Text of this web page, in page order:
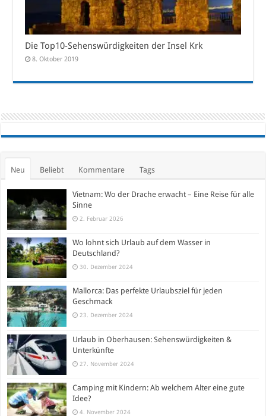
Die Top10-Sehenswürdigkeiten der Insel Krk
8. Oktober 2019
Neu Beliebt Kommentare Tags
Vietnam: Wo der Drache erwacht – Eine Reise für alle
Sinne
2. Februar 2026
Wo lohnt sich Urlaub auf dem Wasser in
Deutschland?
30. Dezember 2024
Mallorca: Das perfekte Urlaubsziel für jeden
Geschmack
23. Dezember 2024
Urlaub in Oberhausen: Sehenswürdigkeiten &
Unterkünfte
27. November 2024
Camping mit Kindern: Ab welchem Alter eine gute
Idee?
4. November 2024